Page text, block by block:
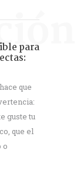
para
que
guste tu
que el
o